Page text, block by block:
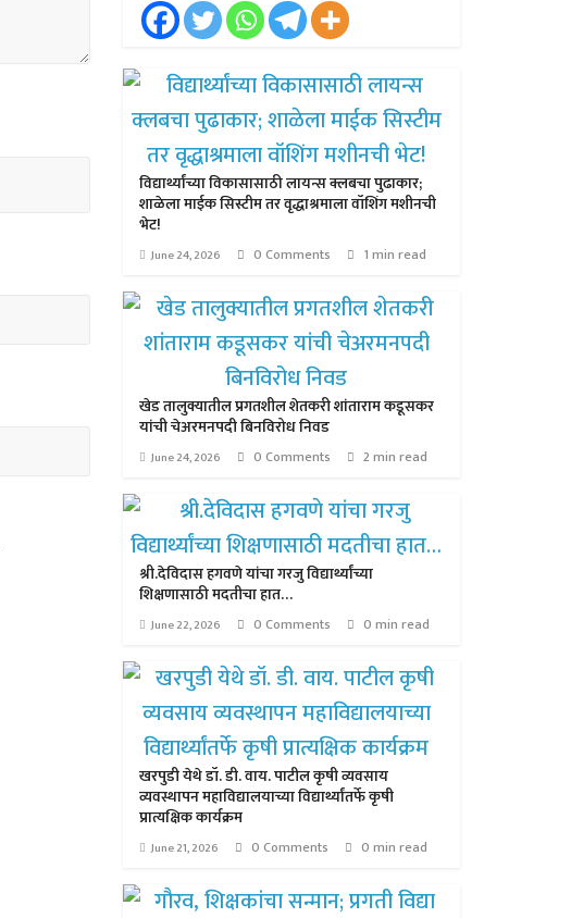
विद्यार्थ्यांच्या विकासासाठी लायन्स क्लबचा पुढाकार;
शाळेला माईक सिस्टीम तर वृद्धाश्रमाला वॉशिंग मशीनची
भेट!
June 24, 2026 0 Comments 1 min read
खेड तालुक्यातील प्रगतशील शेतकरी शांताराम कडूसकर
यांची चेअरमनपदी बिनविरोध निवड
June 24, 2026 0 Comments 2 min read
श्री.देविदास हगवणे यांचा गरजु विद्यार्थ्यांच्या
शिक्षणासाठी मदतीचा हात…
June 22, 2026 0 Comments 0 min read
खरपुडी येथे डॉ. डी. वाय. पाटील कृषी व्यवसाय
व्यवस्थापन महाविद्यालयाच्या विद्यार्थ्यांतर्फे कृषी
प्रात्यक्षिक कार्यक्रम
June 21, 2026 0 Comments 0 min read